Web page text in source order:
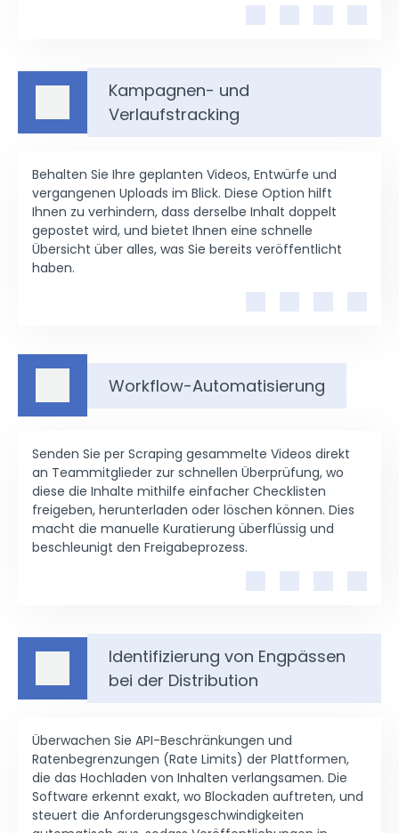
Kampagnen- und
Verlaufstracking
Behalten Sie Ihre geplanten Videos, Entwürfe und
vergangenen Uploads im Blick. Diese Option hilft
Ihnen zu verhindern, dass derselbe Inhalt doppelt
gepostet wird, und bietet Ihnen eine schnelle
Übersicht über alles, was Sie bereits veröffentlicht
haben.
Workflow-Automatisierung
Senden Sie per Scraping gesammelte Videos direkt
an Teammitglieder zur schnellen Überprüfung, wo
diese die Inhalte mithilfe einfacher Checklisten
freigeben, herunterladen oder löschen können. Dies
macht die manuelle Kuratierung überflüssig und
beschleunigt den Freigabeprozess.
Identifizierung von Engpässen
bei der Distribution
Überwachen Sie API-Beschränkungen und
Ratenbegrenzungen (Rate Limits) der Plattformen,
die das Hochladen von Inhalten verlangsamen. Die
Software erkennt exakt, wo Blockaden auftreten, und
steuert die Anforderungsgeschwindigkeiten